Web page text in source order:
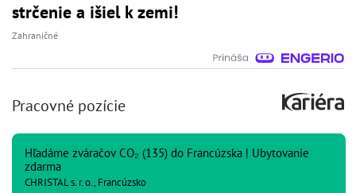
strčenie a išiel k zemi!
Zahraničné
Pracovné pozície
Hľadáme zváračov CO₂ (135) do Francúzska | Ubytovanie
zdarma
CHRISTAL s. r. o., Francúzsko